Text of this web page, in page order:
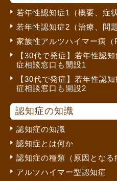
若年性認知症1（概要、症状
若年性認知症2（治療、問
家族性アルツハイマー病（
【30代で発症】若年性認
症相談窓口も開設1
【30代で発症】若年性認
症相談窓口も開設2
認知症の知識
認知症の知識
認知症とは何か
認知症の種類（原因となる
アルツハイマー型認知症